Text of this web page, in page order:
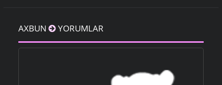
AXBUN YORUMLAR